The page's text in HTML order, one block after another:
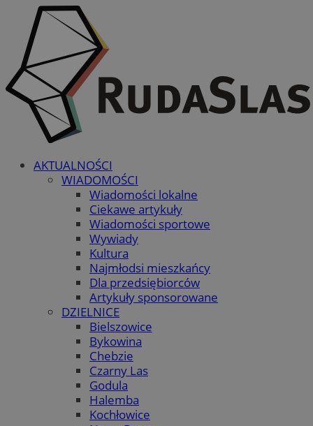
AKTUALNOŚCI
WIADOMOŚCI
Wiadomości lokalne
Ciekawe artykuły
Wiadomości sportowe
Wywiady
Kultura
Najmłodsi mieszkańcy
Dla przedsiębiorców
Artykuły sponsorowane
DZIELNICE
Bielszowice
Bykowina
Chebzie
Czarny Las
Godula
Halemba
Kochłowice